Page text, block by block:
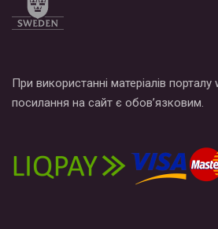
При використанні матеріалів
посилання на сайт є обов’язковим.